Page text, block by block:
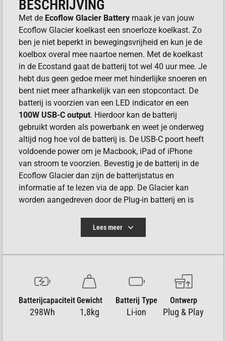
BESCHRIJVING
Met de Ecoflow Glacier Battery maak je van jouw
Ecoflow Glacier koelkast een snoerloze koelkast. Zo
ben je niet beperkt in bewegingsvrijheid en kun je de
koelbox overal mee naartoe nemen. Met de koelkast
in de Ecostand gaat de batterij tot wel 40 uur mee. Je
hebt dus geen gedoe meer met hinderlijke snoeren en
bent niet meer afhankelijk van een stopcontact. De
batterij is voorzien van een LED indicator en een
100W USB-C output. Hierdoor kan de batterij
gebruikt worden als powerbank en weet je onderweg
altijd nog hoe vol de batterij is. De USB-C poort heeft
voldoende power om je Macbook, iPad of iPhone
van stroom te voorzien. Bevestig je de batterij in de
Ecoflow Glacier dan zijn de batterijstatus en
informatie af te lezen via de app. De Glacier kan
worden aangedreven door de Plug-in batterij en is
een grote batterijcapaciteit van 298Wh
40 uur van gekoelde en bevroren maaltijden, vers
OPLADEN
Het opladen van de batterij doe je terwijl deze in de
koelkast bevestigd is. Volledige functionaliteit heb je
Lees meer
Batterijcapaciteit
298Wh
Gewicht
1,8kg
Batterij Type
Li-ion
Ontwerp
Plug & Play